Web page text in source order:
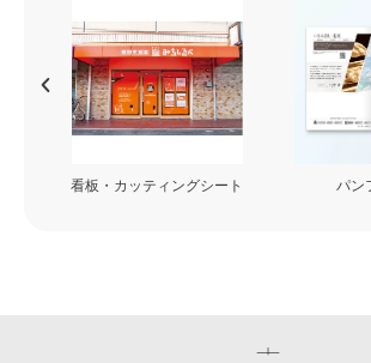
看板・カッティングシート パン